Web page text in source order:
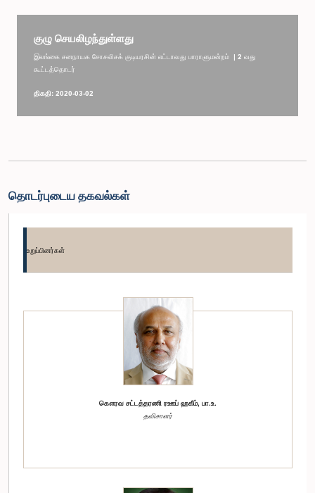
குழு செயலிழந்துள்ளது
இலங்கை சனநாயக சோசலிசக் குடியரசின் எட்டாவது பாராளுமன்றம் | 2 வது
கூட்டத்தொடர்
திகதி: 2020-03-02
தொடர்புடைய தகவல்கள்
உறுப்பினர்கள்
கௌரவ சட்டத்தரணி ரஊப் ஹகீம், பா.உ.
தவிசாளர்